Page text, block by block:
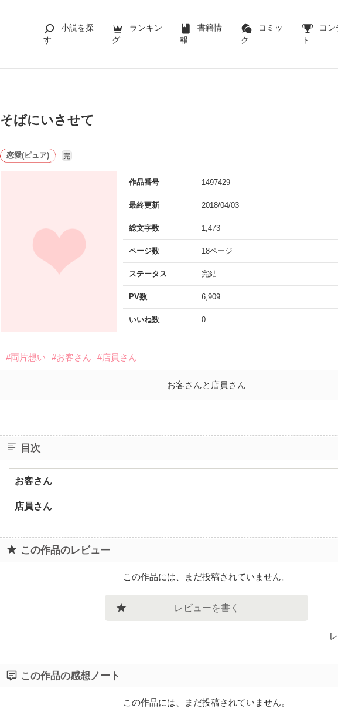
小説を探
す
ランキン
グ
書籍情
報
コミッ
ク
コン
ト
そばにいさせて
恋愛(ピュア) 完
作品番号 1497429
最終更新 2018/04/03
総文字数 1,473
ページ数 18ページ
ステータス 完結
PV数 6,909
いいね数 0
#両片想い #お客さん #店員さん
お客さんと店員さん
目次
お客さん
店員さん
この作品のレビュー
この作品には、まだ投稿されていません。
レビューを書く
この作品の感想ノート
この作品には、まだ投稿されていません。